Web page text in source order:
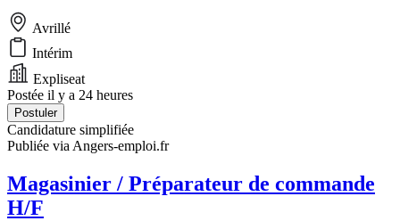
Avrillé
Intérim
Expliseat
Postée il y a 24 heures
Postuler
Candidature simplifiée
Publiée via Angers-emploi.fr
Magasinier / Préparateur de commande
H/F